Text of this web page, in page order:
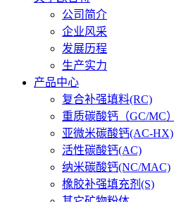
公司简介
企业风采
发展历程
生产实力
产品中心
复合补强填料(RC)
重质碳酸钙（GC/MC）
亚微米碳酸钙(AC-HX)
活性碳酸钙(AC)
纳米碳酸钙(NC/MAC)
橡胶补强填充剂(S)